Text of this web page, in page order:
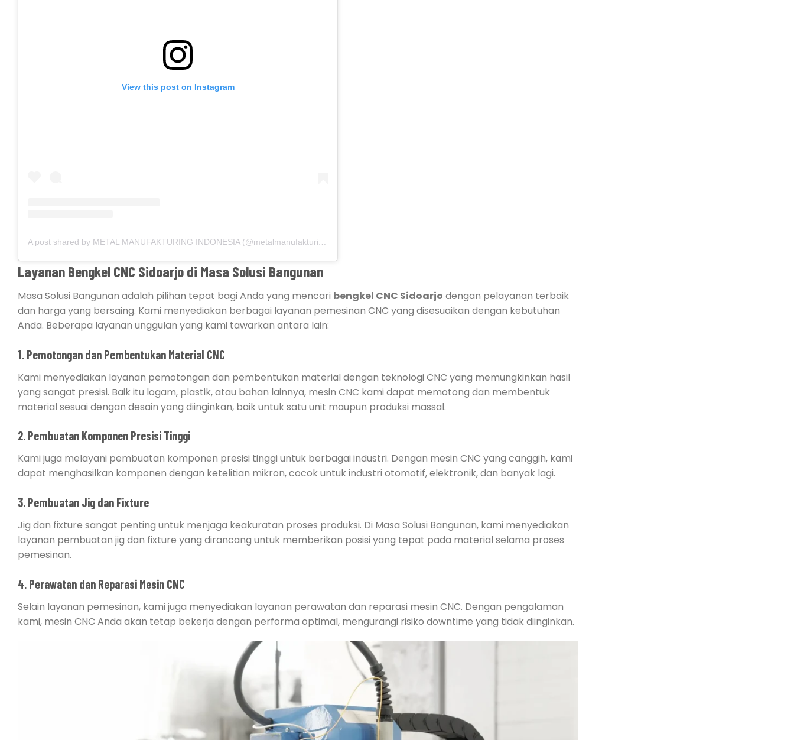
View this post on Instagram
A post shared by METAL MANUFAKTURING INDONESIA (@metalmanufakturing)
Layanan Bengkel CNC Sidoarjo di Masa Solusi Bangunan
Masa Solusi Bangunan adalah pilihan tepat bagi Anda yang mencari bengkel CNC Sidoarjo dengan pelayanan terbaik
dan harga yang bersaing. Kami menyediakan berbagai layanan pemesinan CNC yang disesuaikan dengan kebutuhan
Anda. Beberapa layanan unggulan yang kami tawarkan antara lain:
1. Pemotongan dan Pembentukan Material CNC
Kami menyediakan layanan pemotongan dan pembentukan material dengan teknologi CNC yang memungkinkan hasil
yang sangat presisi. Baik itu logam, plastik, atau bahan lainnya, mesin CNC kami dapat memotong dan membentuk
material sesuai dengan desain yang diinginkan, baik untuk satu unit maupun produksi massal.
2. Pembuatan Komponen Presisi Tinggi
Kami juga melayani pembuatan komponen presisi tinggi untuk berbagai industri. Dengan mesin CNC yang canggih, kami
dapat menghasilkan komponen dengan ketelitian mikron, cocok untuk industri otomotif, elektronik, dan banyak lagi.
3. Pembuatan Jig dan Fixture
Jig dan fixture sangat penting untuk menjaga keakuratan proses produksi. Di Masa Solusi Bangunan, kami menyediakan
layanan pembuatan jig dan fixture yang dirancang untuk memberikan posisi yang tepat pada material selama proses
pemesinan.
4. Perawatan dan Reparasi Mesin CNC
Selain layanan pemesinan, kami juga menyediakan layanan perawatan dan reparasi mesin CNC. Dengan pengalaman
kami, mesin CNC Anda akan tetap bekerja dengan performa optimal, mengurangi risiko downtime yang tidak diinginkan.